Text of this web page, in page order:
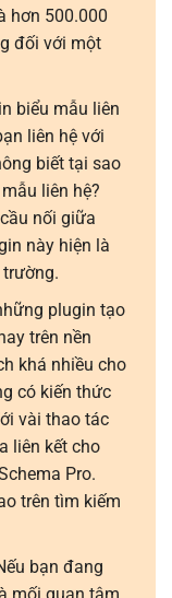
hơn 500.000
đối với một
biểu mẫu liên
liên hệ với
biết tại sao
liên hệ?
nối giữa
này hiện là
plugin tạo
trên nền
khá nhiều cho
có kiến thức
vài thao tác
liên kết cho
Pro.
trên tìm kiếm
bạn đang